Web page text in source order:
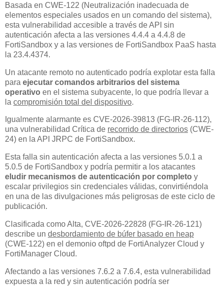
Basada en CWE-122 (Neutralización inadecuada de
elementos especiales usados en un comando del sistema),
esta vulnerabilidad accesible a través de API sin
autenticación afecta a las versiones 4.4.4 a 4.4.8 de
FortiSandbox y a las versiones de FortiSandbox PaaS hasta
la 23.4.4374.
Un atacante remoto no autenticado podría explotar esta falla
para ejecutar comandos arbitrarios del sistema
operativo en el sistema subyacente, lo que podría llevar a
la compromisión total del dispositivo.
Igualmente alarmante es CVE-2026-39813 (FG-IR-26-112),
una vulnerabilidad Crítica de recorrido de directorios (CWE-
24) en la API JRPC de FortiSandbox.
Esta falla sin autenticación afecta a las versiones 5.0.1 a
5.0.5 de FortiSandbox y podría permitir a los atacantes
eludir mecanismos de autenticación por completo y
escalar privilegios sin credenciales válidas, convirtiéndola
en una de las divulgaciones más peligrosas de este ciclo de
publicación.
Clasificada como Alta, CVE-2026-22828 (FG-IR-26-121)
describe un desbordamiento de búfer basado en heap
(CWE-122) en el demonio oftpd de FortiAnalyzer Cloud y
FortiManager Cloud.
Afectando a las versiones 7.6.2 a 7.6.4, esta vulnerabilidad
expuesta a la red y sin autenticación podría ser